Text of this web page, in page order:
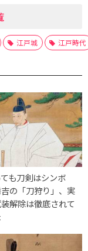
江戸城 江戸時代
も刀剣はシンボ
の「刀狩り」、実
解除は徹底されて